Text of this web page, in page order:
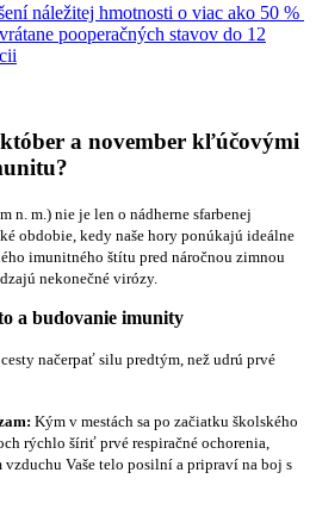
náležitej hmotnosti o viac ako 50 %
pooperačných stavov do 12
a november kľúčovými
n. m.) nie je len o nádherne sfarbenej
obdobie, kedy naše hory ponúkajú ideálne
imunitného štítu pred náročnou zimnou
nekonečné virózy.
a budovanie imunity
načerpať silu predtým, než udrú prvé
Kým v mestách sa po začiatku školského
rýchlo šíriť prvé respiračné ochorenia,
Vaše telo posilní a pripraví na boj s